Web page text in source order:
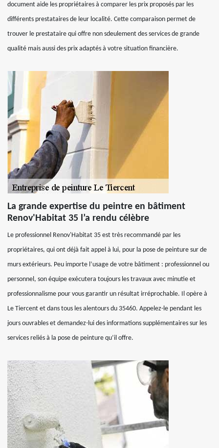
document aide les propriétaires à comparer les prix proposés par les
différents prestataires de leur localité. Cette comparaison permet de
trouver le prestataire qui offre non sdeulement des services de grande
qualité mais aussi des prix adaptés à votre situation financière.
La grande expertise du peintre en bâtiment
Renov'Habitat 35 l’a rendu célèbre
Le professionnel Renov'Habitat 35 est très recommandé par les
propriétaires, qui ont déjà fait appel à lui, pour la pose de peinture sur de
murs extérieurs. Peu importe l’usage de votre bâtiment : professionnel ou
personnel, son équipe exécutera toujours les travaux avec minutie et
professionnalisme pour vous garantir un résultat irréprochable. Il opère à
Le Tiercent et dans tous les alentours du 35460. Appelez-le pendant les
jours ouvrables et demandez-lui des informations supplémentaires sur les
services reliés à la pose de peinture qu’il offre.